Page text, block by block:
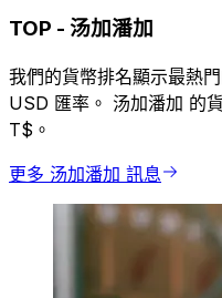
TOP - 汤加潘加
我們的貨幣排名顯示最熱
USD 匯率。 汤加潘加 的
T$。
更多 汤加潘加 訊息